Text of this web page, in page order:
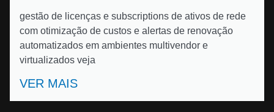
gestão de licenças e subscriptions de ativos de rede
com otimização de custos e alertas de renovação
automatizados em ambientes multivendor e
virtualizados veja
VER MAIS